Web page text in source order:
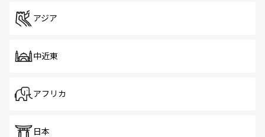
アジア
中近東
アフリカ
日本